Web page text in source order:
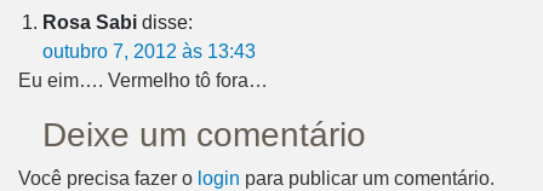
Rosa Sabi disse:
outubro 7, 2012 às 13:43
Eu eim…. Vermelho tô fora…
Deixe um comentário
Você precisa fazer o login para publicar um comentário.